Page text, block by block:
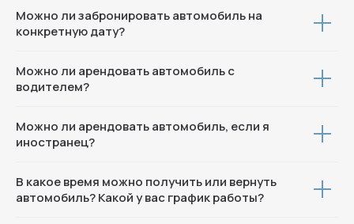
Можно ли забронировать автомобиль на
конкретную дату?
Можно ли арендовать автомобиль с
водителем?
Можно ли арендовать автомобиль, если я
иностранец?
В какое время можно получить или вернуть
автомобиль? Какой у вас график работы?